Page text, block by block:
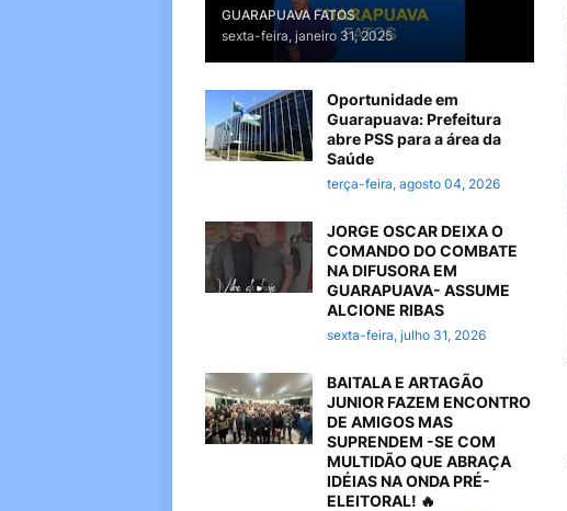
GUARAPUAVA FATOS
sexta-feira, janeiro 31, 2025
Oportunidade em
Guarapuava: Prefeitura
abre PSS para a área da
Saúde
terça-feira, agosto 04, 2026
JORGE OSCAR DEIXA O
COMANDO DO COMBATE
NA DIFUSORA EM
GUARAPUAVA- ASSUME
ALCIONE RIBAS
sexta-feira, julho 31, 2026
BAITALA E ARTAGÃO
JUNIOR FAZEM ENCONTRO
DE AMIGOS MAS
SUPRENDEM -SE COM
MULTIDÃO QUE ABRAÇA
IDÉIAS NA ONDA PRÉ-
ELEITORAL! 🔥